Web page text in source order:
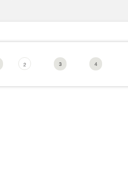
2 3 4